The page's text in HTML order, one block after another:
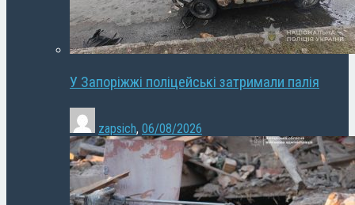
У Запоріжжі поліцейські затримали палія
zapsich, 06/08/2026